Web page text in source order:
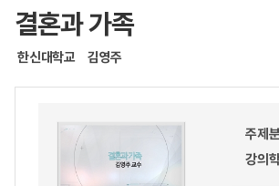
결혼과 가족
한신대학교 김영주
주제
강의